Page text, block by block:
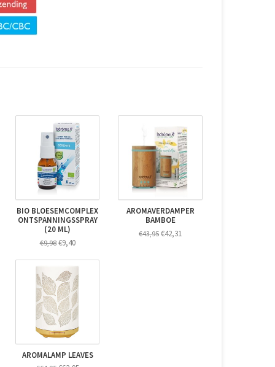
BIO BLOESEMCOMPLEX
ONTSPANNINGSSPRAY
(20 ML)
€9,98€9,40
AROMAVERDAMPER
BAMBOE
€43,95 €42,31
AROMALAMP LEAVES